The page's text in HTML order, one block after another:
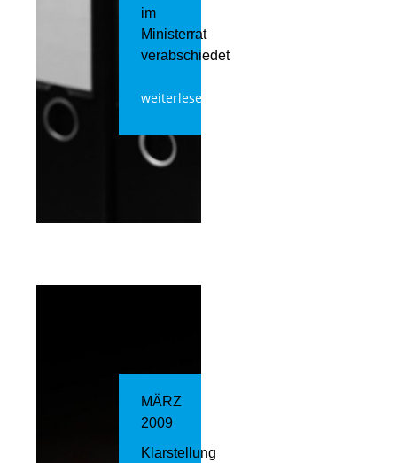
im
Ministerrat
verabschiedet
weiterlesen
MÄRZ
2009
Klarstellung